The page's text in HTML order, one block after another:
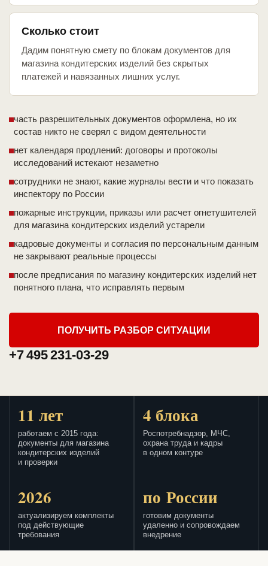
Сколько стоит
Дадим понятную смету по блокам документов для
магазина кондитерских изделий без скрытых
платежей и навязанных лишних услуг.
часть разрешительных документов оформлена, но их
состав никто не сверял с видом деятельности
нет календаря продлений: договоры и протоколы
исследований истекают незаметно
сотрудники не знают, какие журналы вести и что показать
инспектору по России
пожарные инструкции, приказы или расчет огнетушителей
для магазина кондитерских изделий устарели
кадровые документы и согласия по персональным данным
не закрывают реальные процессы
после предписания по магазину кондитерских изделий нет
понятного плана, что исправлять первым
ПОЛУЧИТЬ РАЗБОР СИТУАЦИИ
+7 495 231-03-29
11 лет
работаем с 2015 года:
документы для магазина
кондитерских изделий
и проверки
4 блока
Роспотребнадзор, МЧС,
охрана труда и кадры
в одном контуре
2026
актуализируем комплекты
под действующие
требования
по России
готовим документы
удаленно и сопровождаем
внедрение